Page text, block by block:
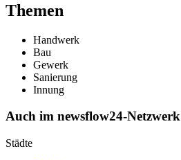
Themen
Handwerk
Bau
Gewerk
Sanierung
Innung
Auch im newsflow24-Netzwerk
Städte